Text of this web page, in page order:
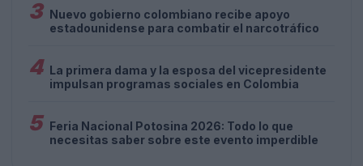
3 Nuevo gobierno colombiano recibe apoyo
estadounidense para combatir el narcotráfico
4 La primera dama y la esposa del vicepresidente
impulsan programas sociales en Colombia
5 Feria Nacional Potosina 2026: Todo lo que
necesitas saber sobre este evento imperdible